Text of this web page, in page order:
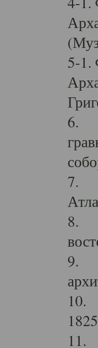
5-1.
6.
7.
8.
9.
10.
11.